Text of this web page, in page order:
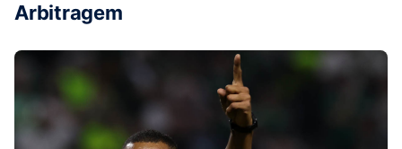
Arbitragem